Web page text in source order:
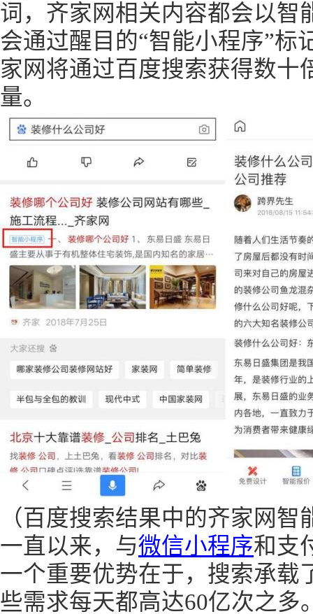
词，齐家网相关内容都会以智
会通过醒目的“智能小程序”标
家网将通过百度搜索获得数十
量。
（百度搜索结果中的齐家网智
一直以来，与微信小程序和支
一个重要优势在于，搜索承载
些需求每天都高达60亿次之多